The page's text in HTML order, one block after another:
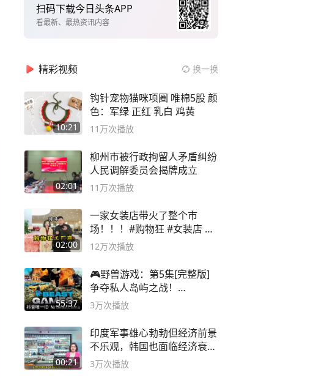
扫码下载今日头条APP
看最新、最热资讯内容
精彩视频 换一换
10:21
钩针宠物猫咪项圈 唯棉5股 颜
色：军绿 正红 乳白 鸡黄
11万次播放
02:01
柳州市被行政拘留人矛盾纠纷
人民调解委员会揭牌成立
11万次播放
02:00
一家女装店带火了整个市
场！！！#购物狂 #女装店 #
高品质女装
12万次播放
55:37
🎮野兽游戏：第5集[完整版]
争夺私人岛屿之战！
#MrBeastChina
3万次播放
00:21
印度军事雄心勃勃但经济前景
不乐观，韩国也面临经济衰退
风险
3万次播放